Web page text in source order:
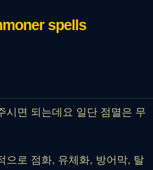
spells
시면 되는데요 일단 점멸은 무
으로 점화, 유체화, 방어막, 탈